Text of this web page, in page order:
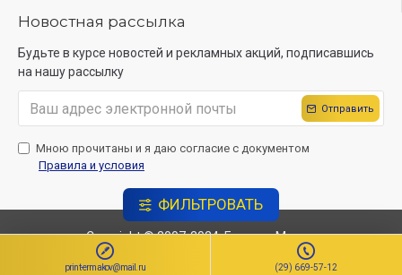
Новостная рассылка
Будьте в курсе новостей и рекламных акций, подписавшись
на нашу рассылку
Отправить
Мною прочитаны и я даю согласие с документом
Правила и условия
Copyright © 2007-2024, ЕрмаковМедиа
Создание сайта
print-ermakov@mail.ru (29) 669-57-12
ФИЛЬТРОВАТЬ